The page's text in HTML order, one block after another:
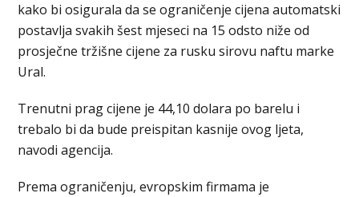
kako bi osigurala da se ograničenje ciјena automatski
postavlja svakih šest mјeseci na 15 odsto niže od
prosјečne tržišne ciјene za rusku sirovu naftu marke
Ural.
Trenutni prag ciјene je 44,10 dolara po barelu i
trebalo bi da bude preispitan kasnije ovog lјeta,
navodi agencija.
Prema ograničenju, evropskim firmama je